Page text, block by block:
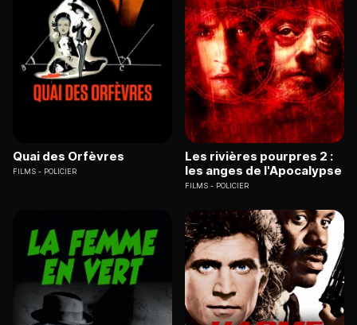
Quai des Orfèvres
FILMS POLICIER
Les rivières pourpres 2 :
les anges de l'Apocalypse
FILMS POLICIER